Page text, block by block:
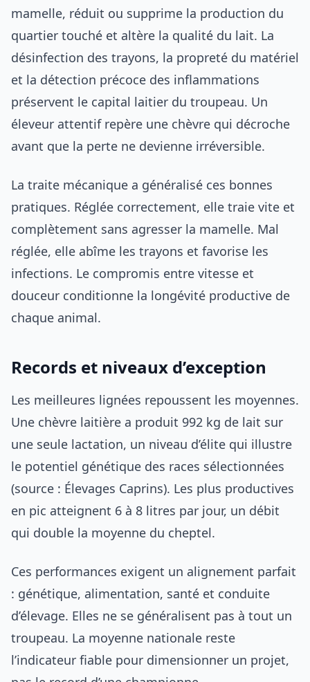
mamelle, réduit ou supprime la production du
quartier touché et altère la qualité du lait. La
désinfection des trayons, la propreté du matériel
et la détection précoce des inflammations
préservent le capital laitier du troupeau. Un
éleveur attentif repère une chèvre qui décroche
avant que la perte ne devienne irréversible.
La traite mécanique a généralisé ces bonnes
pratiques. Réglée correctement, elle traie vite et
complètement sans agresser la mamelle. Mal
réglée, elle abîme les trayons et favorise les
infections. Le compromis entre vitesse et
douceur conditionne la longévité productive de
chaque animal.
Records et niveaux d’exception
Les meilleures lignées repoussent les moyennes.
Une chèvre laitière a produit 992 kg de lait sur
une seule lactation, un niveau d’élite qui illustre
le potentiel génétique des races sélectionnées
(source : Élevages Caprins). Les plus productives
en pic atteignent 6 à 8 litres par jour, un débit
qui double la moyenne du cheptel.
Ces performances exigent un alignement parfait
: génétique, alimentation, santé et conduite
d’élevage. Elles ne se généralisent pas à tout un
troupeau. La moyenne nationale reste
l’indicateur fiable pour dimensionner un projet,